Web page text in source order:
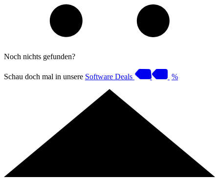
Noch nichts gefunden?
Schau doch mal in unsere Software Deals %